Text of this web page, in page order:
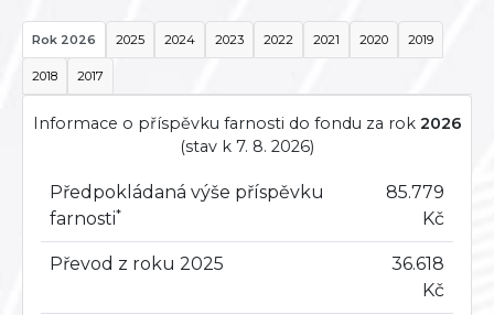
Rok 2026 2025 2024 2023 2022 2021 2020 2019
2018 2017
Informace o příspěvku farnosti do fondu za rok 2026
(stav k 7. 8. 2026)
Předpokládaná výše příspěvku
farnosti*
85.779
Kč
Převod z roku 2025
36.618
Kč